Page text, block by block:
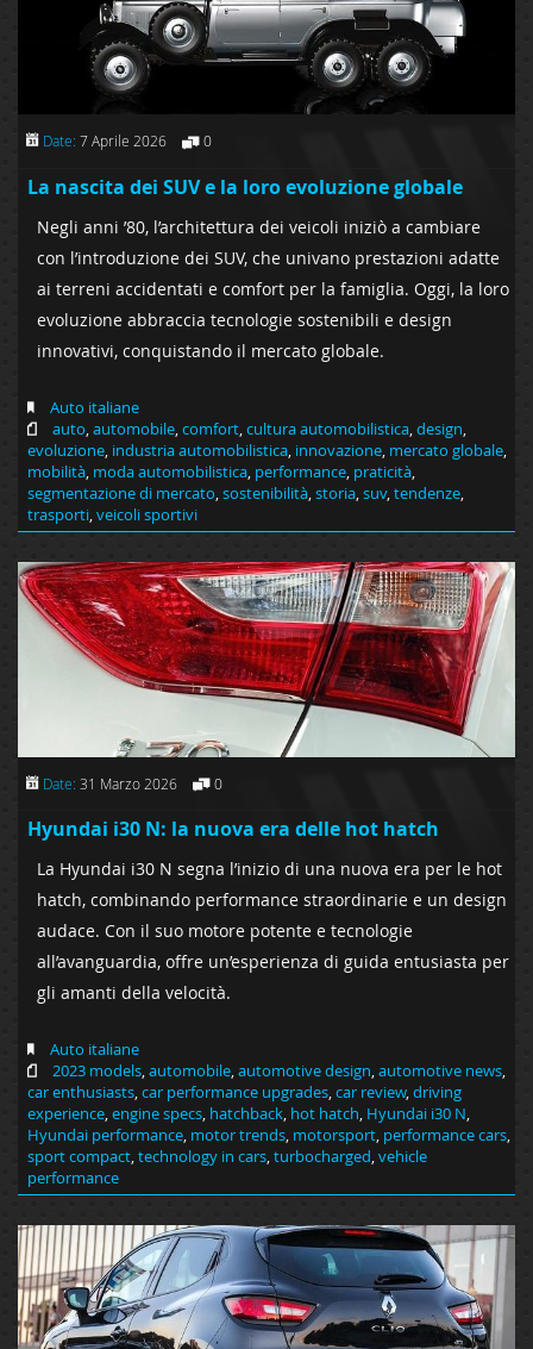
Date: 7 Aprile 2026 0
La nascita dei SUV e la loro evoluzione globale
Negli anni ’80, l’architettura dei veicoli iniziò a cambiare
con l’introduzione dei SUV, che univano prestazioni adatte
ai terreni accidentati e comfort per la famiglia. Oggi, la loro
evoluzione abbraccia tecnologie sostenibili e design
innovativi, conquistando il mercato globale.
Auto italiane
auto,automobile,comfort,cultura automobilistica,design,
evoluzione, industria automobilistica, innovazione, mercato globale,
mobilità, moda automobilistica, performance, praticità,
segmentazione di mercato,sostenibilità,storia,suv,tendenze,
trasporti,veicoli sportivi
Date: 31 Marzo 2026 0
Hyundai i30 N: la nuova era delle hot hatch
La Hyundai i30 N segna l’inizio di una nuova era per le hot
hatch, combinando performance straordinarie e un design
audace. Con il suo motore potente e tecnologie
all’avanguardia, offre un’esperienza di guida entusiasta per
gli amanti della velocità.
Auto italiane
2023 models,automobile,automotive design,automotive news,
car enthusiasts,car performance upgrades,car review,driving
experience,engine specs, hatchback, hot hatch, Hyundai i30 N,
Hyundai performance, motor trends, motorsport, performance cars,
sport compact,technology in cars,turbocharged,vehicle
performance